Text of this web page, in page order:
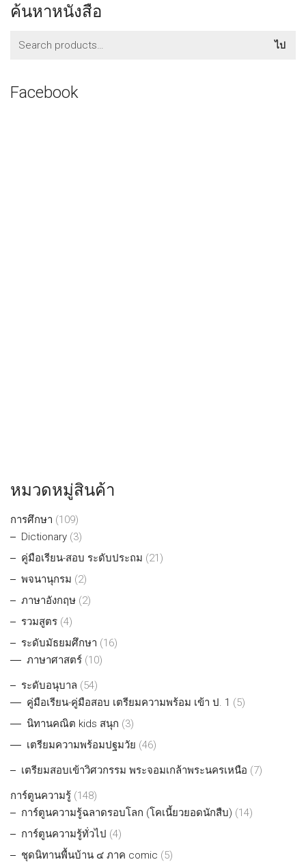
ค้นหาหนังสือ
ไป
Facebook
หมวดหมู่สินค้า
การศึกษา (109)
Dictionary (3)
คู่มือเรียน-สอบ ระดับประถม (21)
พจนานุกรม (2)
ภาษาอังกฤษ (2)
รวมสูตร (4)
ระดับมัธยมศึกษา (16)
ภาษาศาสตร์ (10)
ระดับอนุบาล (54)
คู่มือเรียน-คู่มือสอบ เตรียมความพร้อม เข้า ป. 1 (5)
นิทานคณิต kids สนุก (3)
เตรียมความพร้อมปฐมวัย (46)
เตรียมสอบเข้าวิศวกรรม พระจอมเกล้าพระนครเหนือ (7)
การ์ตูนความรู้ (148)
การ์ตูนความรู้ฉลาดรอบโลก (โคเนี้ยวยอดนักสืบ) (14)
การ์ตูนความรู้ทั่วไป (4)
ชุดนิทานพื้นบ้าน ๔ ภาค comic (5)